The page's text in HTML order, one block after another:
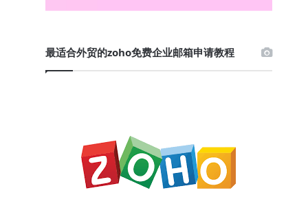
最适合外贸的zoho免费企业邮箱申请教程